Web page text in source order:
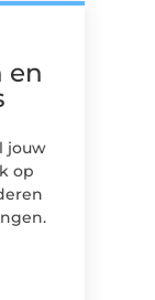
en
jouw
op